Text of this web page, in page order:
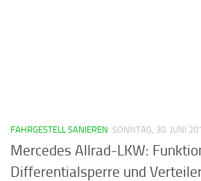
FAHRGESTELL SANIEREN SONNTAG, 30. JUNI
Mercedes Allrad-LKW:
Differentialsperre und